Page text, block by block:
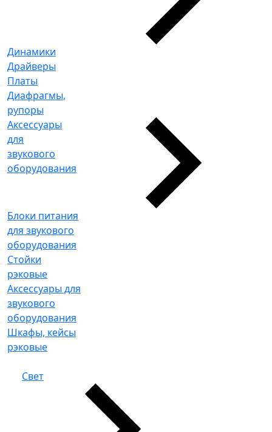
Динамики
Драйверы
Платы
Диафрагмы,
рупоры
Аксессуары
для
звукового
оборудования
Блоки питания
для звукового
оборудования
Стойки
рэковые
Аксессуары для
звукового
оборудования
Шкафы, кейсы
рэковые
Свет